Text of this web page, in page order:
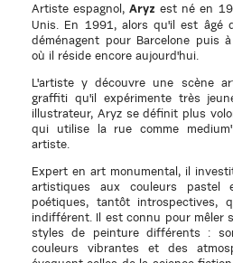
Artiste espagnol,Aryz est né en
Unis. En 1991, alors qu'il est âgé
déménagent pour Barcelone puis
où il réside encore aujourd'hui.
L'artiste y découvre une scène
graffiti qu'il expérimente très
illustrateur, Aryz se définit plus
qui utilise la rue comme
artiste.
Expert en art monumental, il
artistiques aux couleurs
poétiques, tantôt introspectives,
indifférent. Il est connu pour mêler
styles de peinture différents :
couleurs vibrantes et des